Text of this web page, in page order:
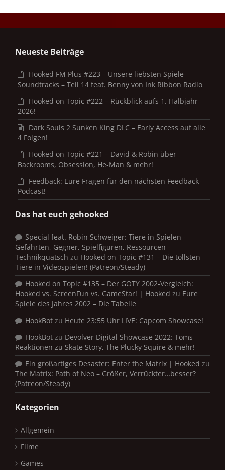
Neueste Beiträge
Hooked FM Plus #223 – Unsere liebsten Spiele-
Soundtracks – Teil 14 feat. Benny von Ink Ribbon Radio
Hooked on Topic #222 – Rückblick aufs 1. Halbjahr
2026!
Dark Souls 2 Sunken King DLC – Early Access auf alle
4 Folgen!
Hooked on Topic #221 – David & Robin über
Backrooms, Obsession, He-Man & mehr!
Feedback: Eure Fragen für den nächsten Feedback-
Podcast!
Das hat euch gehooked
Special feat. Robin Schweiger: Tiere in Spielen -
Gefährten, Gegner, Spielfiguren, Ressourcen -
Technikquatsch zu Hooked on Topic #131 – Die tollsten
Tiere in Videospielen! (Patreon/Steady)
Hooked on Topic #135 – Der GOTY 2002-Vergleich:
Hooked vs. ScreenFun vs. GameStar! | Hooked zu Eure
Spiele des Jahres 2002 – Die Tabelle
HookBot zu Heute 23:55 Uhr LIVE: Capcom Showcase!
HookBot zu Devolver Digital Showcase 2022: Toms
Reaktionen zu Skate Story, The Plucky Squire & mehr!
Ein großartiges Desaster: Enter the Matrix | Hooked zu
The Matrix: Path of Neo – Größer, Verrückter…besser?
(Patreon/Steady)
Kategorien
Allgemein
Filme
Games